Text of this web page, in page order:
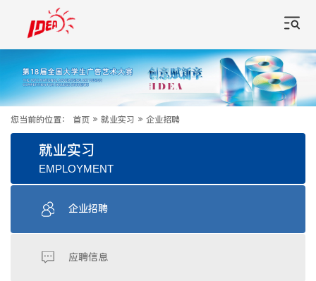
您当前的位置： 首页 » 就业实习 » 企业招聘
就业实习
EMPLOYMENT
企业招聘
应聘信息